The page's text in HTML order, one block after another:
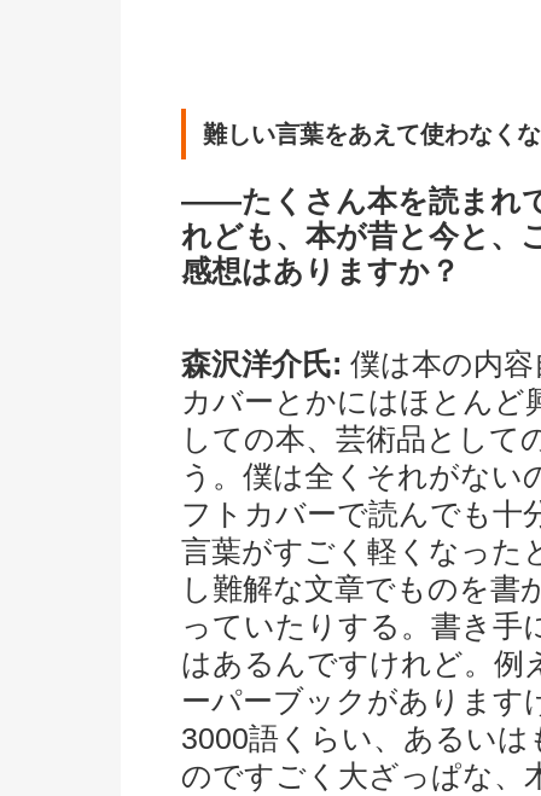
難しい言葉をあえて使わなく
――たくさん本を読まれ
れども、本が昔と今と、
感想はありますか？
森沢洋介氏: 僕は本の内
カバーとかにはほとんど
しての本、芸術品として
う。僕は全くそれがない
フトカバーで読んでも十
言葉がすごく軽くなった
し難解な文章でものを書
っていたりする。書き手
はあるんですけれど。例
ーパーブックがあります
3000語くらい、あるい
のですごく大ざっぱな、